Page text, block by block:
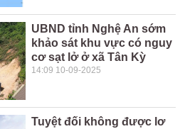
UBND tỉnh Nghệ An sớm
khảo sát khu vực có nguy
cơ sạt lở ở xã Tân Kỳ
14:09 10-09-2025
Tuyệt đối không được lơ